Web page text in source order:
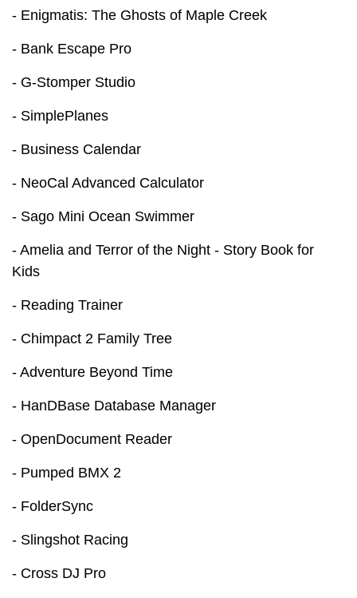
- Enigmatis: The Ghosts of Maple Creek
- Bank Escape Pro
- G-Stomper Studio
- SimplePlanes
- Business Calendar
- NeoCal Advanced Calculator
- Sago Mini Ocean Swimmer
- Amelia and Terror of the Night - Story Book for
Kids
- Reading Trainer
- Chimpact 2 Family Tree
- Adventure Beyond Time
- HanDBase Database Manager
- OpenDocument Reader
- Pumped BMX 2
- FolderSync
- Slingshot Racing
- Cross DJ Pro